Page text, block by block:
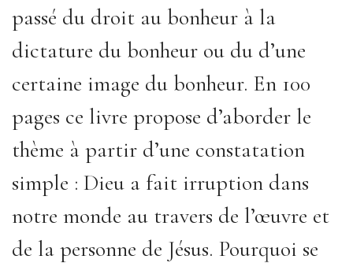
passé du droit au bonheur à la
dictature du bonheur ou du d’une
certaine image du bonheur. En 100
pages ce livre propose d’aborder le
thème à partir d’une constatation
simple : Dieu a fait irruption dans
notre monde au travers de l’œuvre et
de la personne de Jésus. Pourquoi se